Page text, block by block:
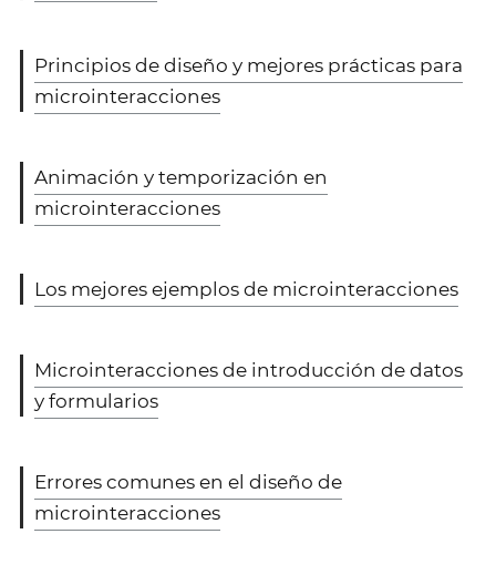
Principios de diseño y mejores prácticas para
microinteracciones
Animación y temporización en
microinteracciones
Los mejores ejemplos de microinteracciones
Microinteracciones de introducción de datos
y formularios
Errores comunes en el diseño de
microinteracciones